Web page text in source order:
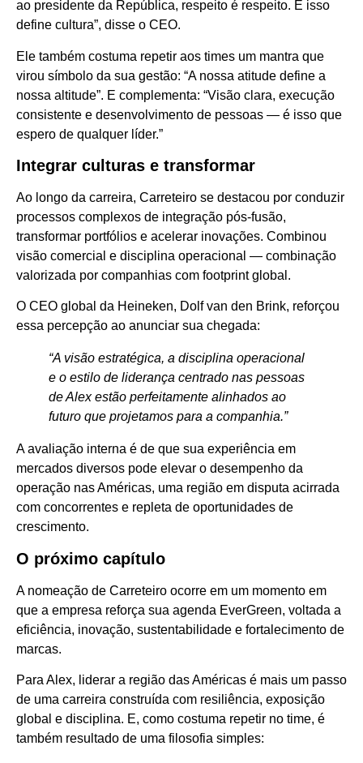
ao presidente da República, respeito é respeito. E isso
define cultura”, disse o CEO.
Ele também costuma repetir aos times um mantra que
virou símbolo da sua gestão: “A nossa atitude define a
nossa altitude”. E complementa: “Visão clara, execução
consistente e desenvolvimento de pessoas — é isso que
espero de qualquer líder.”
Integrar culturas e transformar
Ao longo da carreira, Carreteiro se destacou por conduzir
processos complexos de integração pós-fusão,
transformar portfólios e acelerar inovações. Combinou
visão comercial e disciplina operacional — combinação
valorizada por companhias com footprint global.
O CEO global da Heineken, Dolf van den Brink, reforçou
essa percepção ao anunciar sua chegada:
“A visão estratégica, a disciplina operacional
e o estilo de liderança centrado nas pessoas
de Alex estão perfeitamente alinhados ao
futuro que projetamos para a companhia.”
A avaliação interna é de que sua experiência em
mercados diversos pode elevar o desempenho da
operação nas Américas, uma região em disputa acirrada
com concorrentes e repleta de oportunidades de
crescimento.
O próximo capítulo
A nomeação de Carreteiro ocorre em um momento em
que a empresa reforça sua agenda EverGreen, voltada a
eficiência, inovação, sustentabilidade e fortalecimento de
marcas.
Para Alex, liderar a região das Américas é mais um passo
de uma carreira construída com resiliência, exposição
global e disciplina. E, como costuma repetir no time, é
também resultado de uma filosofia simples: